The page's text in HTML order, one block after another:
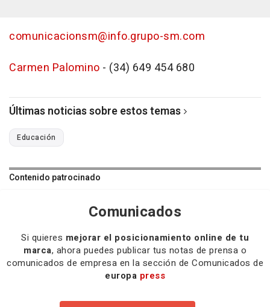
comunicacionsm@info.grupo-sm.com
Carmen Palomino - (34) 649 454 680
Últimas noticias sobre estos temas
Educación
Contenido patrocinado
Comunicados
Si quieres mejorar el posicionamiento online de tu
marca, ahora puedes publicar tus notas de prensa o
comunicados de empresa en la sección de Comunicados de
europa press